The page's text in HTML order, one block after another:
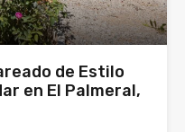
de Estilo
en El Palmeral,